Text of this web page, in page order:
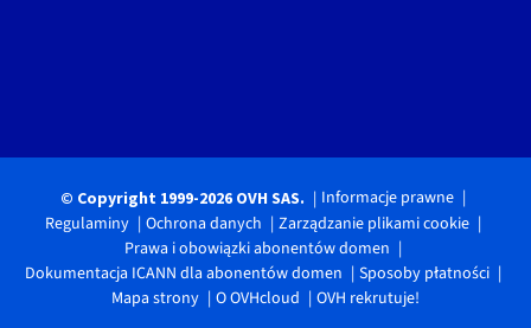
© Copyright 1999-2026 OVH SAS.
Informacje prawne
Regulaminy
Ochrona danych
Zarządzanie plikami cookie
Prawa i obowiązki abonentów domen
Dokumentacja ICANN dla abonentów domen
Sposoby płatności
Mapa strony
O OVHcloud OVH rekrutuje!